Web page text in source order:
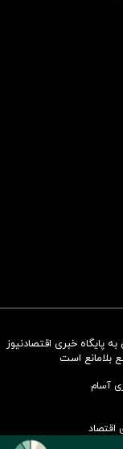
همسنگ با شاخص
خبری اقتصادنیوز
بلامانع است
آسام
اقتصاد